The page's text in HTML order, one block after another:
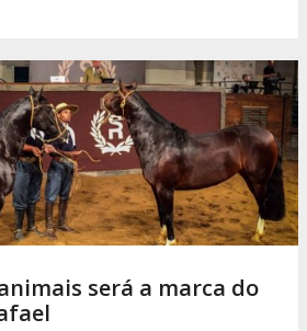
será a marca do